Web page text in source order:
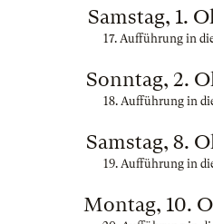
Samstag, 1.
17. Aufführung in
Sonntag, 2.
18. Aufführung in
Samstag, 8.
19. Aufführung in
Montag, 10.